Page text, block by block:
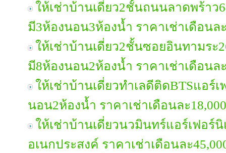
ให้เช่าบ้านเดี่ยว2ชั้นถนนลาดพร้าว
มี3ห้องนอน3ห้องน้ำ ราคาเช่าเดือนล
ให้เช่าบ้านเดี่ยว2ชั้นซอยอินทามระ
มี8ห้องนอน2ห้องน้ำ ราคาเช่าเดือนล
ให้เช่าบ้านเดี่ยวทำเลดีติดBTSแอร์
นอน2ห้องน้ำ ราคาเช่าเดือนละ
ให้เช่าบ้านเดี่ยวนวมินทร์แอร์เฟอร์
อเนกประสงค์ ราคาเช่าเดือนละ